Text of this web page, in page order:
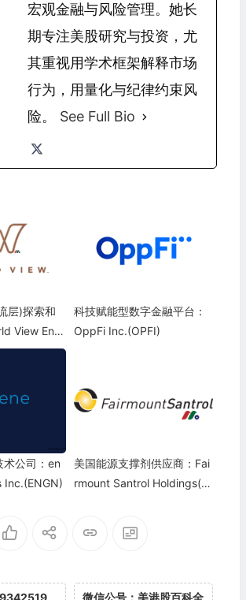
宏观金融与风险管理。她长
期专注美股研究与投资，尤
其重视用学术框架解释市场
行为，用量化与纪律约束风
险。 See Full Bio
层)探索和
View Ente
科技赋能型数字金融平台：
OppFi Inc.(OPFI)
术公司：en
Inc.(ENGN)
美国能源支撑剂供应商：Fai
rmount Santrol Holdings(F
微信公号：美港股百科全